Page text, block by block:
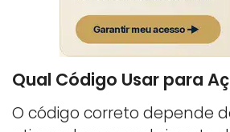
Qual Código Usar para
O código correto depende